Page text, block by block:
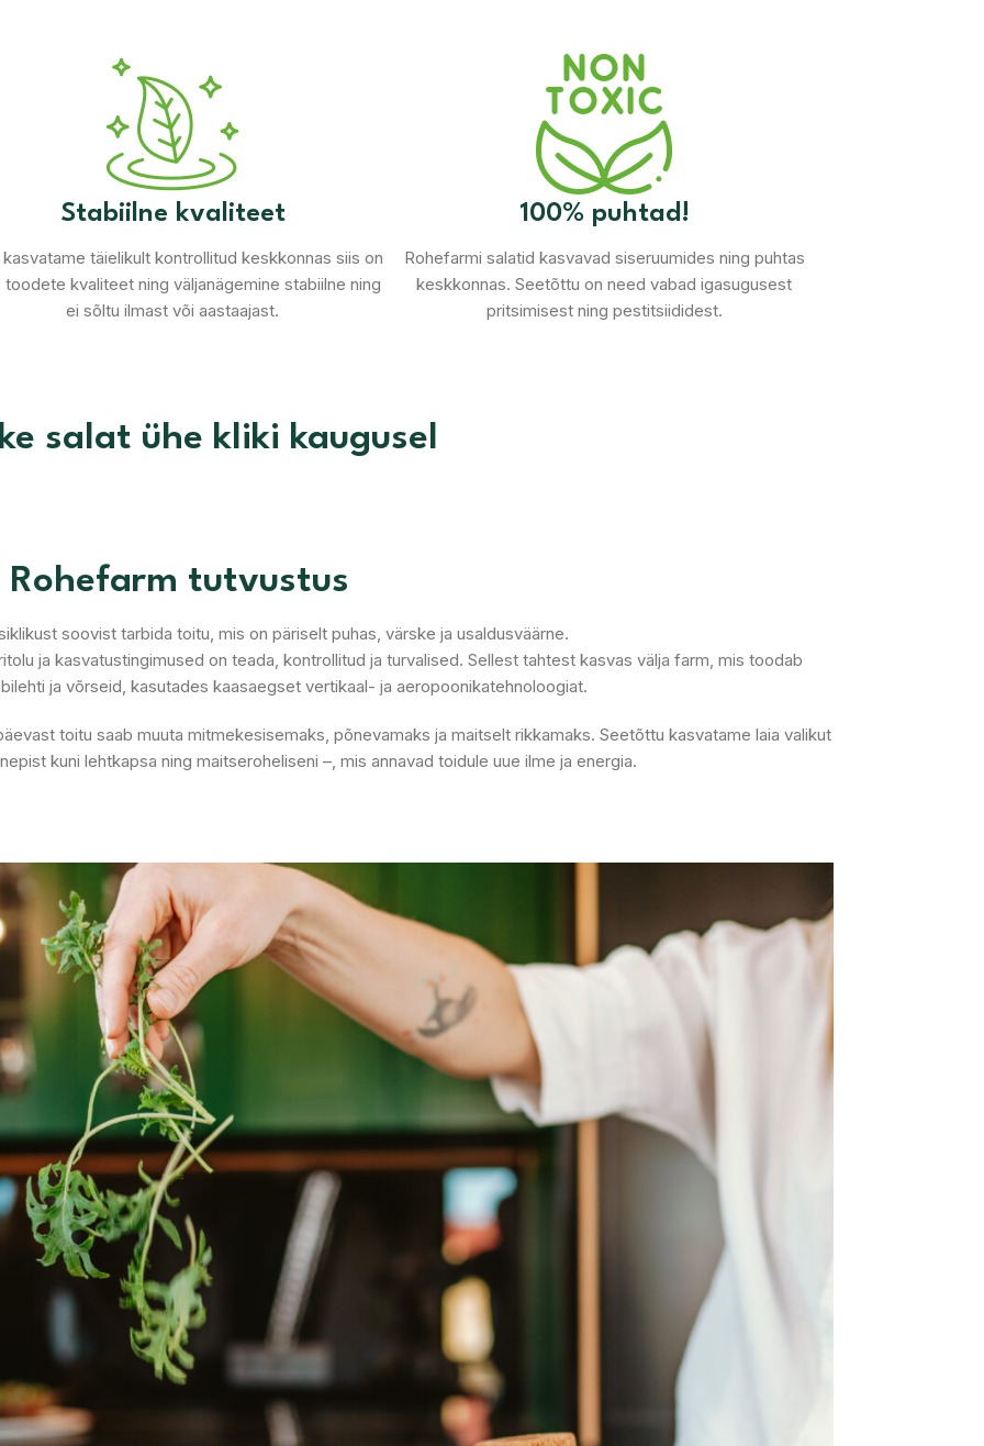
Stabiilne kvaliteet
kasvatame täielikult kontrollitud keskkonnas siis on
toodete kvaliteet ning väljanägemine stabiilne ning
ei sõltu ilmast või aastaajast.
100% puhtad!
Rohefarmi salatid kasvavad siseruumides ning puhtas
keskkonnas. Seetõttu on need vabad igasugusest
pritsimisest ning pestitsiididest.
salat ühe kliki kaugusel
Rohefarm tutvustus
soovist tarbida toitu, mis on päriselt puhas, värske ja usaldusväärne.
ja kasvatustingimused on teada, kontrollitud ja turvalised. Sellest tahtest kasvas välja farm, mis toodab
ja võrseid, kasutades kaasaegset vertikaal- ja aeropoonikatehnoloogiat.
toitu saab muuta mitmekesisemaks, põnevamaks ja maitselt rikkamaks. Seetõttu kasvatame laia valikut
kuni lehtkapsa ning maitseroheliseni –, mis annavad toidule uue ilme ja energia.